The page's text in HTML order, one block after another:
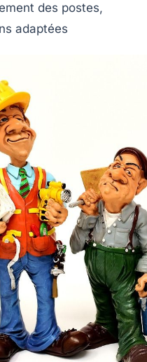
des postes,
adaptées